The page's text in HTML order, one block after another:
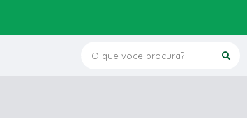
O que voce procura?